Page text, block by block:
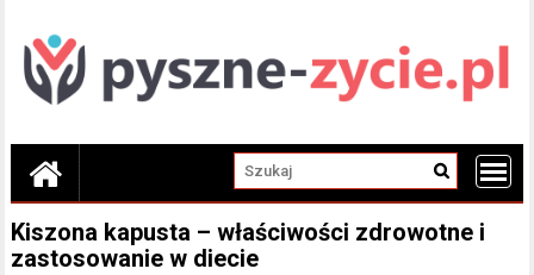
content
Kiszona kapusta – właściwości zdrowotne i
zastosowanie w diecie